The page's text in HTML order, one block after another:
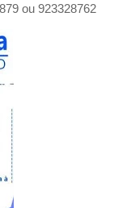
ou 923328762